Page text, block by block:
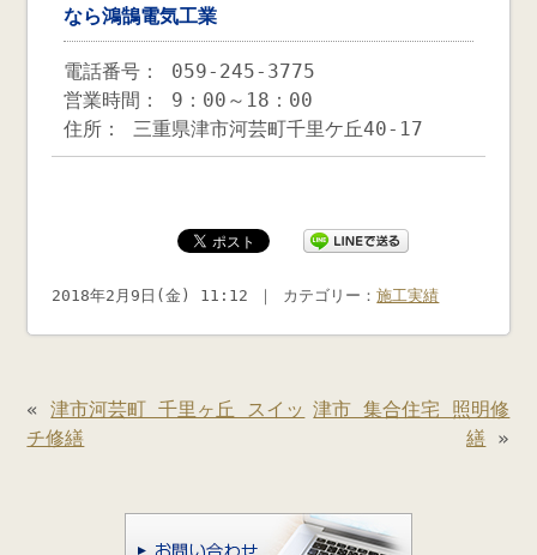
なら鴻鵠電気工業
電話番号： 059-245-3775
営業時間： 9：00～18：00
住所： 三重県津市河芸町千里ケ丘40-17
2018年2月9日(金) 11:12 ｜ カテゴリー：施工実績
«津市河芸町 千里ヶ丘 スイッ
チ修繕
津市 集合住宅 照明修
繕 »